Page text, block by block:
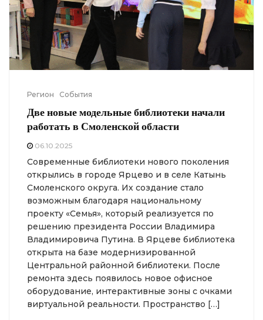
Регион События
Две новые модельные библиотеки начали
работать в Смоленской области
06.10.2025
Современные библиотеки нового поколения
открылись в городе Ярцево и в селе Катынь
Смоленского округа. Их создание стало
возможным благодаря национальному
проекту «Семья», который реализуется по
решению президента России Владимира
Владимировича Путина. В Ярцеве библиотека
открыта на базе модернизированной
Центральной районной библиотеки. После
ремонта здесь появилось новое офисное
оборудование, интерактивные зоны с очками
виртуальной реальности. Пространство […]